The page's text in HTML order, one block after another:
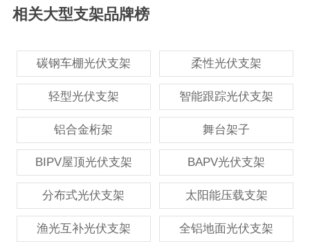
东非洲、东南亚等100多个国家和地区，成功安装了数
相关大型支架品牌榜
碳钢车棚光伏支架 柔性光伏支架
轻型光伏支架 智能跟踪光伏支架
铝合金桁架 舞台架子
BIPV屋顶光伏支架 BAPV光伏支架
分布式光伏支架 太阳能压载支架
渔光互补光伏支架 全铝地面光伏支架